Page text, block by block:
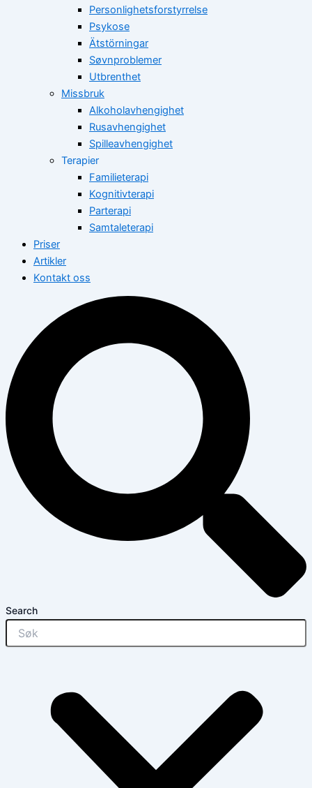
Personlighetsforstyrrelse
Psykose
Ätstörningar
Søvnproblemer
Utbrenthet
Missbruk
Alkoholavhengighet
Rusavhengighet
Spilleavhengighet
Terapier
Familieterapi
Kognitivterapi
Parterapi
Samtaleterapi
Priser
Artikler
Kontakt oss
Search